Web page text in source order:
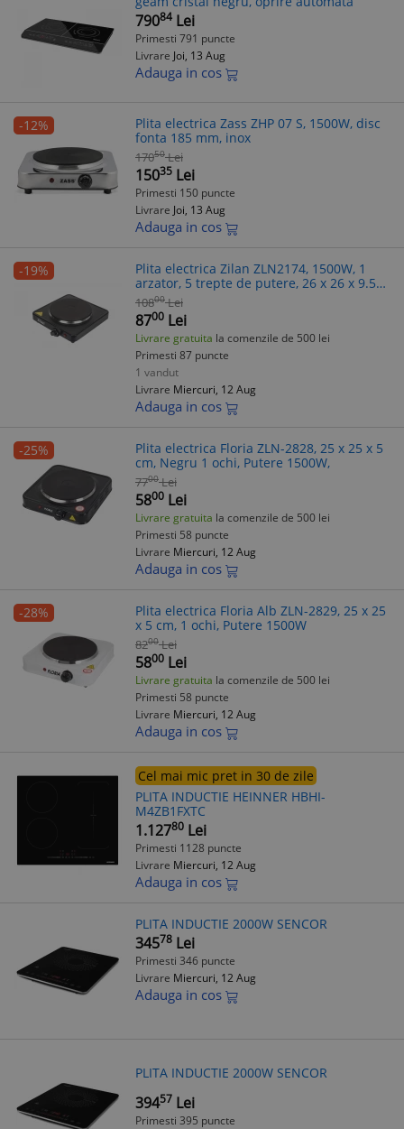
79084 Lei
Primesti 791 puncte
Livrare Joi, 13 Aug
Adauga in cos
-12%
Plita electrica Zass ZHP 07 S, 1500W, disc
fonta 185 mm, inox
17050 Lei
15035 Lei
Primesti 150 puncte
Livrare Joi, 13 Aug
Adauga in cos
-19%
Plita electrica Zilan ZLN2174, 1500W, 1
arzator, 5 trepte de putere, 26 x 26 x 9.5
cm
10800 Lei
8700 Lei
Livrare gratuita la comenzile de 500 lei
Primesti 87 puncte
1 vandut
Livrare Miercuri, 12 Aug
Adauga in cos
-25%
Plita electrica Floria ZLN-2828, 25 x 25 x 5
cm, Negru 1 ochi, Putere 1500W,
7700 Lei
5800 Lei
Livrare gratuita la comenzile de 500 lei
Primesti 58 puncte
Livrare Miercuri, 12 Aug
Adauga in cos
-28%
Plita electrica Floria Alb ZLN-2829, 25 x 25
x 5 cm, 1 ochi, Putere 1500W
8200 Lei
5800 Lei
Livrare gratuita la comenzile de 500 lei
Primesti 58 puncte
Livrare Miercuri, 12 Aug
Adauga in cos
Cel mai mic pret in 30 de zile
PLITA INDUCTIE HEINNER HBHI-
M4ZB1FXTC
1.12780 Lei
Primesti 1128 puncte
Livrare Miercuri, 12 Aug
Adauga in cos
PLITA INDUCTIE 2000W SENCOR
34578 Lei
Primesti 346 puncte
Livrare Miercuri, 12 Aug
Adauga in cos
PLITA INDUCTIE 2000W SENCOR
39457 Lei
Primesti 395 puncte